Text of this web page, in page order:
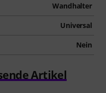
Wandhalter
Universal
Nein
Artikel